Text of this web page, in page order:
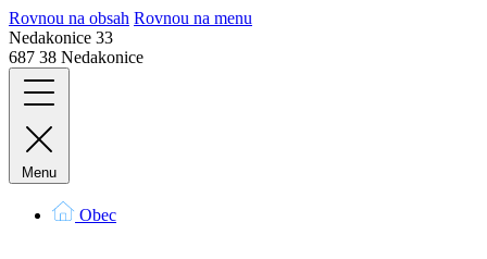
Rovnou na obsah Rovnou na menu
Nedakonice 33
687 38 Nedakonice
Menu
Obec